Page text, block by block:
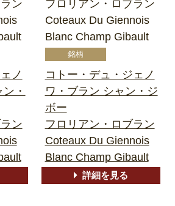
ン
ノ
・
ン
フロリアン・ロブラン
Coteaux Du Giennois
Blanc Champ Gibault
コトー・デュ・ジェノ
ワ・ブラン シャン・ジ
ボー
フロリアン・ロブラン
Coteaux Du Giennois
Blanc Champ Gibault
詳細を見る